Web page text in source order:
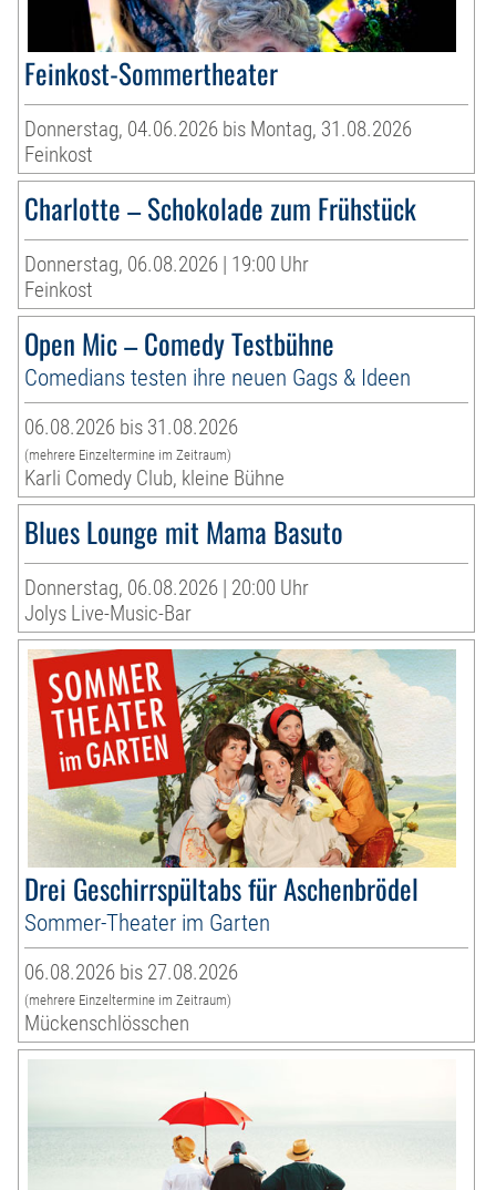
Feinkost-Sommertheater
Donnerstag, 04.06.2026 bis Montag, 31.08.2026
Feinkost
Charlotte – Schokolade zum Frühstück
Donnerstag, 06.08.2026 | 19:00 Uhr
Feinkost
Open Mic – Comedy Testbühne
Comedians testen ihre neuen Gags & Ideen
06.08.2026 bis 31.08.2026
(mehrere Einzeltermine im Zeitraum)
Karli Comedy Club, kleine Bühne
Blues Lounge mit Mama Basuto
Donnerstag, 06.08.2026 | 20:00 Uhr
Jolys Live-Music-Bar
Drei Geschirrspültabs für Aschenbrödel
Sommer-Theater im Garten
06.08.2026 bis 27.08.2026
(mehrere Einzeltermine im Zeitraum)
Mückenschlösschen